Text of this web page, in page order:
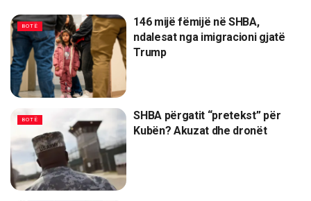
BOTË
146 mijë fëmijë në SHBA,
ndalesat nga imigracioni gjatë
Trump
BOTË
SHBA përgatit “pretekst” për
Kubën? Akuzat dhe dronët